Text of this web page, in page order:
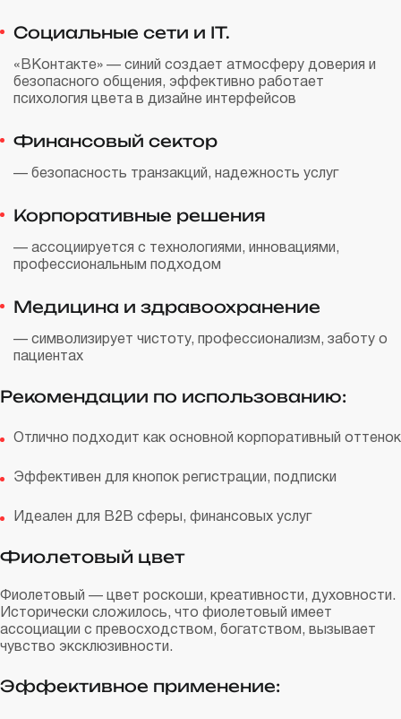
Социальные сети и IT.
«ВКонтакте» — синий создает атмосферу доверия и
безопасного общения, эффективно работает
психология цвета в дизайне интерфейсов
Финансовый сектор
— безопасность транзакций, надежность услуг
Корпоративные решения
— ассоциируется с технологиями, инновациями,
профессиональным подходом
Медицина и здравоохранение
— символизирует чистоту, профессионализм, заботу о
пациентах
Рекомендации по использованию:
Отлично подходит как основной корпоративный оттенок
Эффективен для кнопок регистрации, подписки
Идеален для B2B сферы, финансовых услуг
Фиолетовый цвет
Фиолетовый — цвет роскоши, креативности, духовности.
Исторически сложилось, что фиолетовый имеет
ассоциации с превосходством, богатством, вызывает
чувство эксклюзивности.
Эффективное применение: